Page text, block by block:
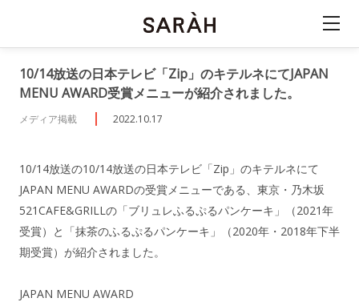
10/14放送の日本テレビ「Zip」のキテルネにてJAPAN
MENU AWARD受賞メニューが紹介されました。
メディア掲載 2022.10.17
10/14放送の10/14放送の日本テレビ「Zip」のキテルネにて
JAPAN MENU AWARDの受賞メニューである、東京・乃木坂
521CAFE&GRILLの「ブリュレふるぷるパンケーキ」（2021年
受賞）と「抹茶のふるぷるパンケーキ」（2020年・2018年下半
期受賞）が紹介されました。
JAPAN MENU AWARD